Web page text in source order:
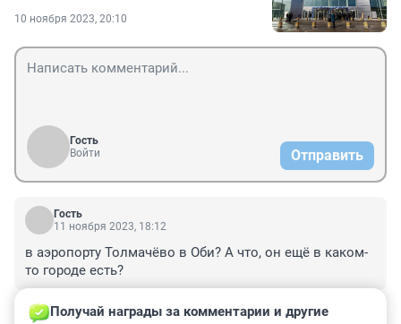
10 ноября 2023, 20:10
Гость
Войти
Отправить
Гость
11 ноября 2023, 18:12
в аэропорту Толмачёво в Оби? А что, он ещё в каком-
то городе есть?
ОТВЕТИТЬ
Получай награды за комментарии и другие